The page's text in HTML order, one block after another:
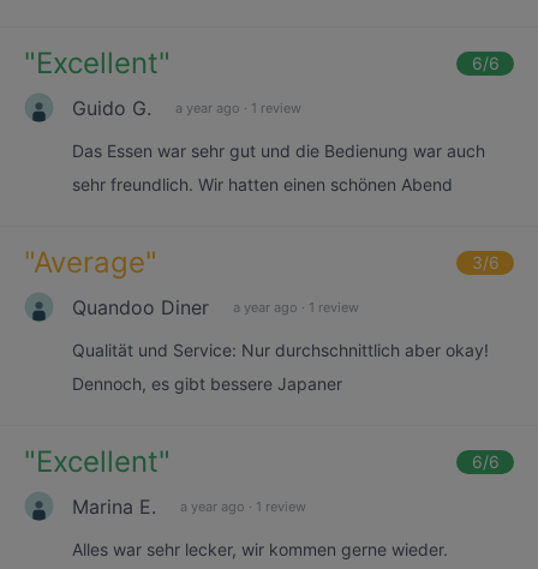
"Excellent" 6/6
Guido G. a year ago · 1 review
Das Essen war sehr gut und die Bedienung war auch
sehr freundlich. Wir hatten einen schönen Abend
"Average" 3/6
Quandoo Diner a year ago · 1 review
Qualität und Service: Nur durchschnittlich aber okay!
Dennoch, es gibt bessere Japaner
"Excellent" 6/6
Marina E. a year ago · 1 review
Alles war sehr lecker, wir kommen gerne wieder.